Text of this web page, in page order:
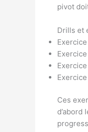
pivot
Drills et
Ces
d’abord